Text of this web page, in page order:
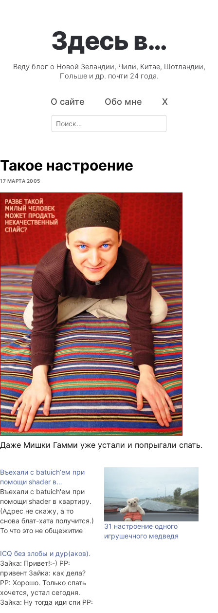
Здесь в…
Веду блог о Новой Зеландии, Чили, Китае, Шотландии,
Польше и др. почти 24 года.
О сайте Обо мне X
Search
for:
Такое настроение
17 МАРТА 2005
Даже Мишки Гамми уже устали и попрыгали спать.
Въехали с batuich’ем при
помощи shader в…
Въехали с batuich'ем при
помощи shader в квартиру.
(Адрес не скажу, а то
снова блат-хата получится.)
То что это не общежитие
Мытьё полов, перестановка
мебели и разбор вещей
длились до четырёх часов
ночи, поэтому спать утром
хотелось. Оказалось, что
над нами живёт мастер на
все руки.…
31 настроение одного
игрушечного медведя
ICQ без злобы и дур(аков).
Зайка: Привет!:-) PP:
привент Зайка: как дела?
PP: Хорошо. Только спать
хочется, устал сегодня.
Зайка: Ну тогда иди спи PP: